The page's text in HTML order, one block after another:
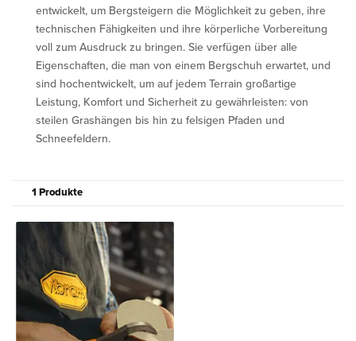
entwickelt, um Bergsteigern die Möglichkeit zu geben, ihre
technischen Fähigkeiten und ihre körperliche Vorbereitung
voll zum Ausdruck zu bringen. Sie verfügen über alle
Eigenschaften, die man von einem Bergschuh erwartet, und
sind hochentwickelt, um auf jedem Terrain großartige
Leistung, Komfort und Sicherheit zu gewährleisten: von
steilen Grashängen bis hin zu felsigen Pfaden und
Schneefeldern.
1 Produkte